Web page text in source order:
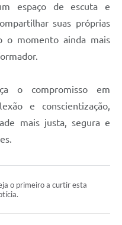
espaço de escuta e
suas próprias
o momento ainda mais
o compromisso em
e conscientização,
mais justa, segura e
o primeiro a curtir esta